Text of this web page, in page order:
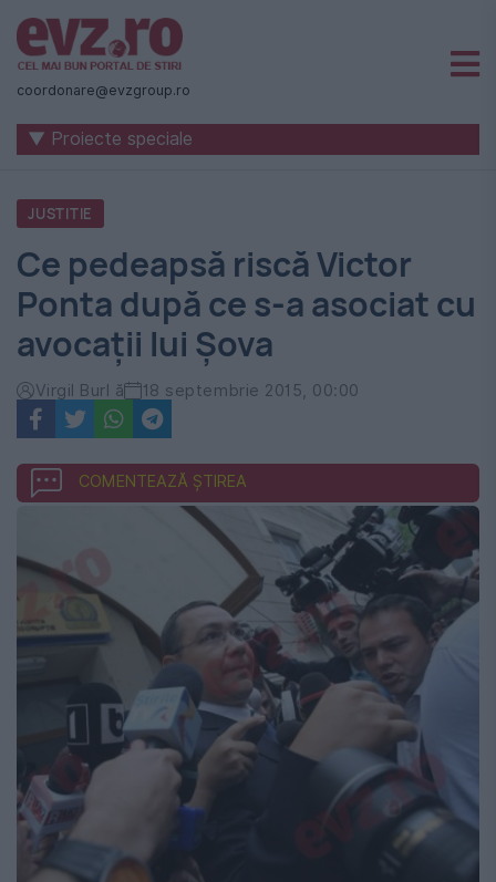
Știri
naționale
internaționale
România
-
Evenimentul
Zilei
coordonare@evzgroup.ro
▼ Proiecte speciale
JUSTITIE
Ce pedeapsă riscă Victor
Ponta după ce s-a asociat cu
avocații lui Șova
Virgil Burl ă 18 septembrie 2015, 00:00
COMENTEAZĂ ȘTIREA